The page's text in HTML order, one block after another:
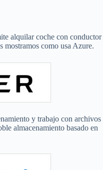
alquilar coche con conductor
mostramos como usa Azure.
y trabajo con archivos
almacenamiento basado en